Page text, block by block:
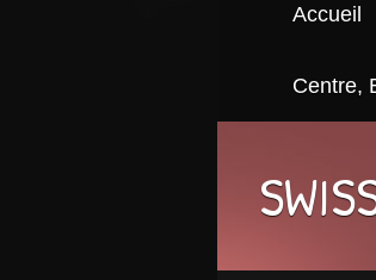
Accueil
Centre,